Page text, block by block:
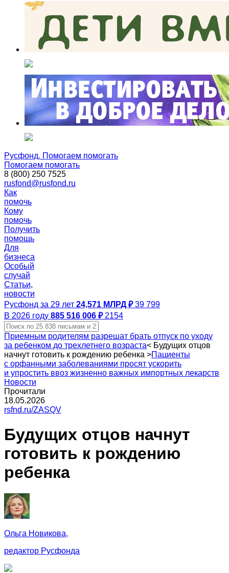
Русфонд. Помогаем помогать
Помогаем помогать
8 (800) 250 7525
rusfond@rusfond.ru
Как
помочь
Кому
помочь
Получить
помощь
Для
бизнеса
Особый
случай
Статьи,
новости
Русфонд за 29 лет 24,571 МЛРД ₽ 39 799
В 2026 году 885 516 006 ₽ 2154
Приемным родителям разрешат брать отпуск по уходу
за ребенком до трехлетнего возраста< Будущих отцов
начнут готовить к рождению ребенка >Пациенты
с орфанными заболеваниями просят ускорить
и упростить ввоз жизненно важных импортных лекарств
Новости
Прочитали
18.05.2026
rsfnd.ru/ZASQV
Будущих отцов начнут
готовить к рождению
ребенка
Ольга Новикова,
редактор Русфонда